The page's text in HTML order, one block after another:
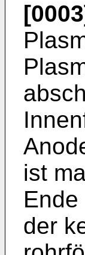
ist
der